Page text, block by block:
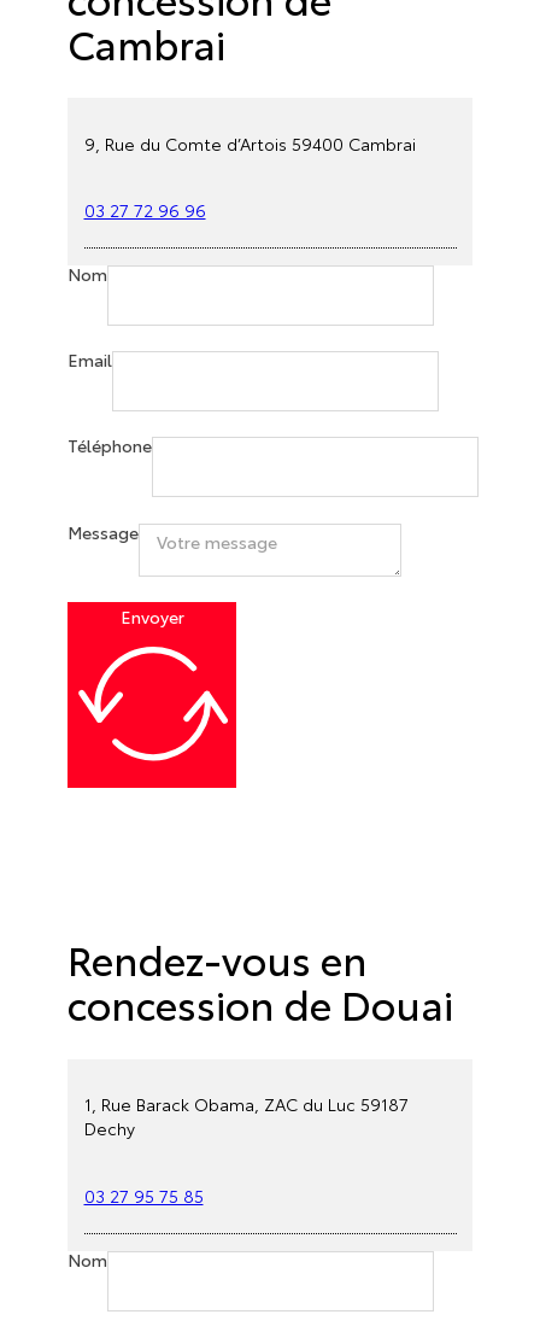
Cambrai
9, Rue du Comte d’Artois 59400 Cambrai
03 27 72 96 96
Nom
Email
Téléphone
Message
Envoyer
Rendez-vous en
concession de Douai
1, Rue Barack Obama, ZAC du Luc 59187
Dechy
03 27 95 75 85
Nom